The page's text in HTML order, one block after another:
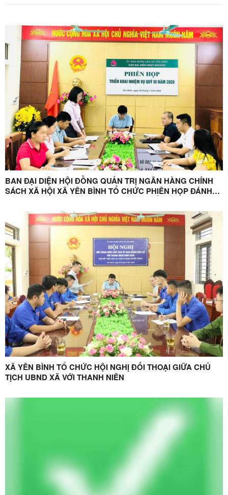
BAN ĐẠI DIỆN HỘI ĐỒNG QUẢN TRỊ NGÂN HÀNG CHÍNH
SÁCH XÃ HỘI XÃ YÊN BÌNH TỔ CHỨC PHIÊN HỌP ĐÁNH
VỤ QUÝ III NĂM 2026
XÃ YÊN BÌNH TỔ CHỨC HỘI NGHỊ ĐỐI THOẠI GIỮA CHỦ
TỊCH UBND XÃ VỚI THANH NIÊN